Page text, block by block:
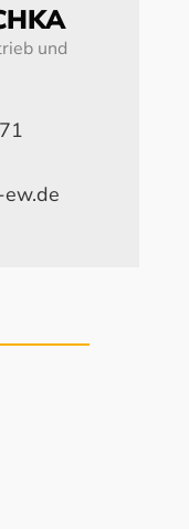
und
ew.de